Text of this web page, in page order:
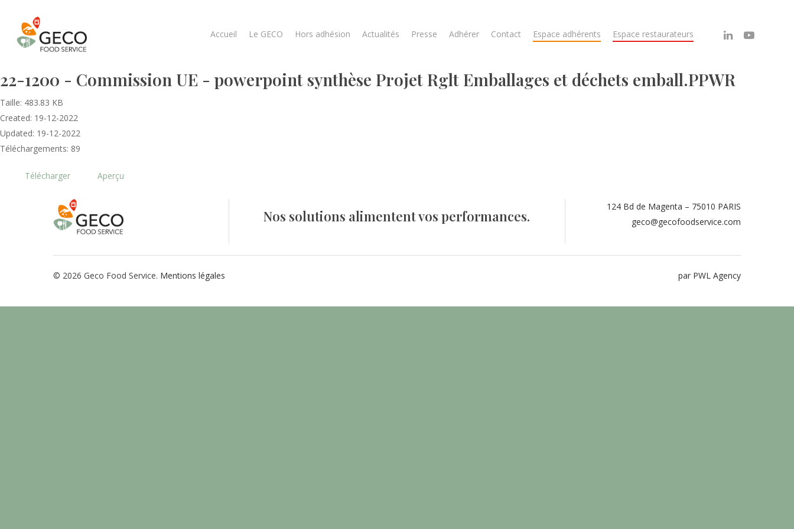
Accueil Le GECO Hors adhésion Actualités Presse Adhérer Contact Espace adhérents Espace restaurateurs
22-1200 - Commission UE - powerpoint synthèse Projet Rglt Emballages et déchets emball.PPWR
Taille: 483.83 KB
Created: 19-12-2022
Updated: 19-12-2022
Téléchargements: 89
Télécharger Aperçu
Nos solutions alimentent vos performances.
124 Bd de Magenta – 75010 PARIS
geco@gecofoodservice.com
© 2026 Geco Food Service. Mentions légales par PWL Agency